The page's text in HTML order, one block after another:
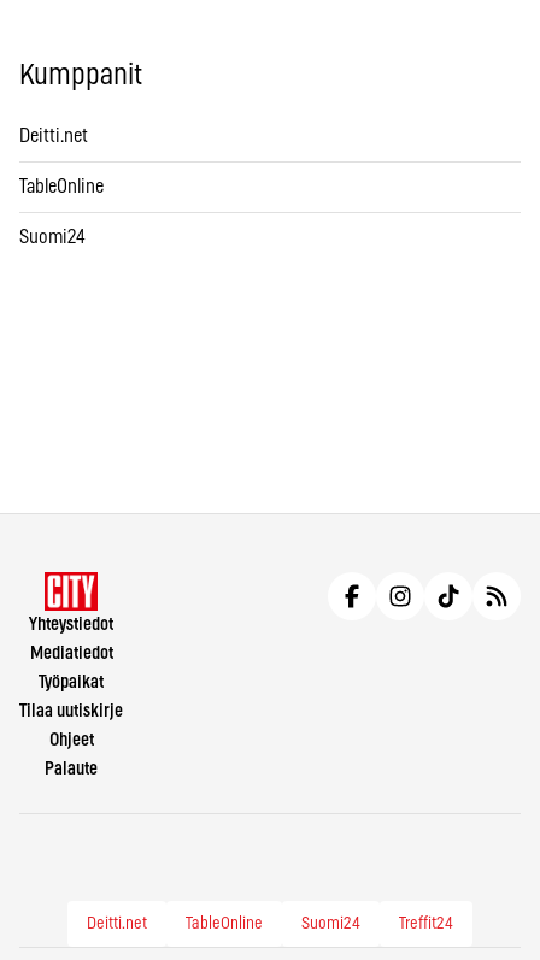
Kumppanit
Deitti.net
TableOnline
Suomi24
Yhteystiedot
Mediatiedot
Työpaikat
Tilaa uutiskirje
Ohjeet
Palaute
Deitti.net TableOnline Suomi24 Treffit24